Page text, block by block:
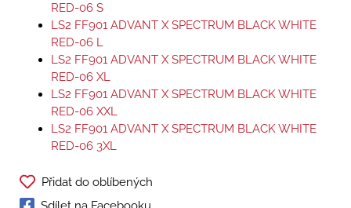
RED-06 S
LS2 FF901 ADVANT X SPECTRUM BLACK WHITE
RED-06 L
LS2 FF901 ADVANT X SPECTRUM BLACK WHITE
RED-06 XL
LS2 FF901 ADVANT X SPECTRUM BLACK WHITE
RED-06 XXL
LS2 FF901 ADVANT X SPECTRUM BLACK WHITE
RED-06 3XL
Přidat do oblíbených